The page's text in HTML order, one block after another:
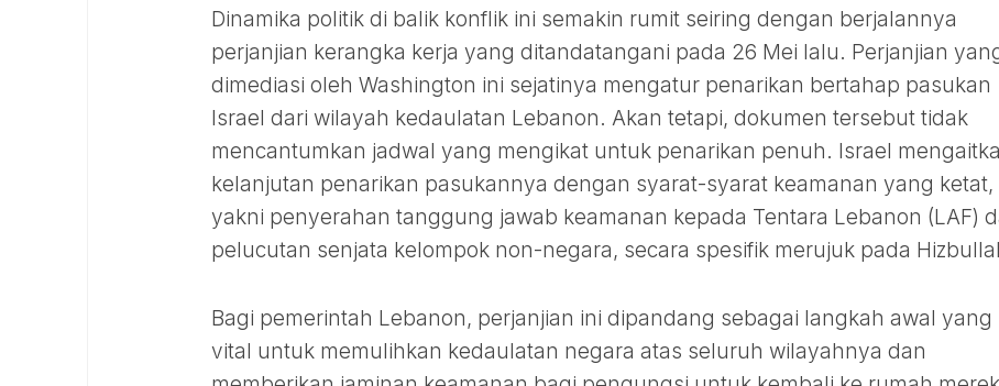
Dinamika politik di balik konflik ini semakin rumit seiring dengan berjalannya
perjanjian kerangka kerja yang ditandatangani pada 26 Mei lalu. Perjanjian
dimediasi oleh Washington ini sejatinya mengatur penarikan bertahap pasukan
Israel dari wilayah kedaulatan Lebanon. Akan tetapi, dokumen tersebut tidak
mencantumkan jadwal yang mengikat untuk penarikan penuh. Israel
kelanjutan penarikan pasukannya dengan syarat-syarat keamanan yang ketat,
yakni penyerahan tanggung jawab keamanan kepada Tentara Lebanon (LAF)
pelucutan senjata kelompok non-negara, secara spesifik merujuk pada
Bagi pemerintah Lebanon, perjanjian ini dipandang sebagai langkah awal yang
vital untuk memulihkan kedaulatan negara atas seluruh wilayahnya dan